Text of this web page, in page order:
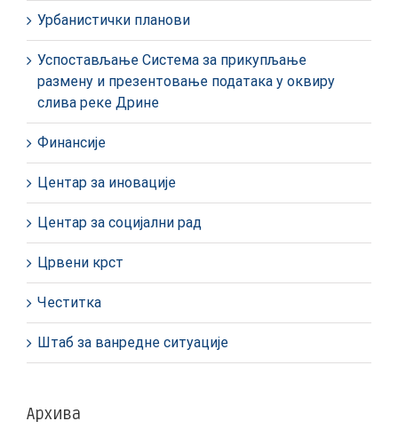
Урбанистички планови
Успостављање Система за прикупљање
размену и презентовање података у оквиру
слива реке Дрине
Финансије
Центар за иновације
Центар за социјални рад
Црвени крст
Честитка
Штаб за ванредне ситуације
Архива